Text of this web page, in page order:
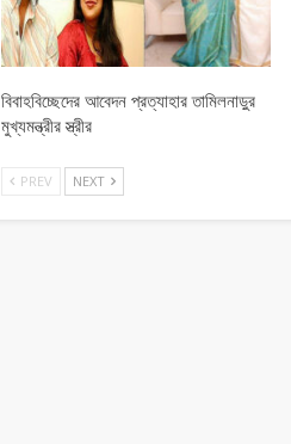
বিবাহবিচ্ছেদের আবেদন প্রত্যাহার তামিলনাড়ুর
মুখ্যমন্ত্রীর স্ত্রীর
PREV NEXT